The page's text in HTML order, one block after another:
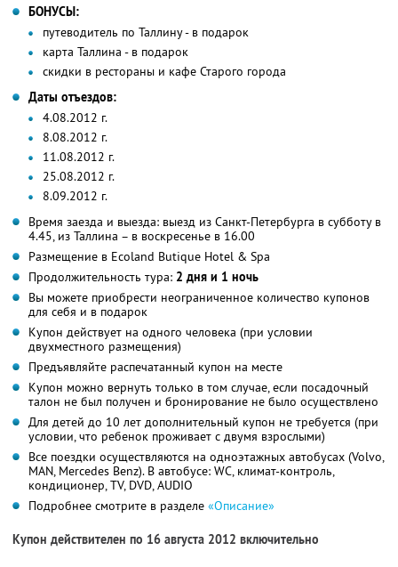
БОНУСЫ:
путеводитель по Таллину - в подарок
карта Таллина - в подарок
скидки в рестораны и кафе Старого города
Даты отъездов:
4.08.2012 г.
8.08.2012 г.
11.08.2012 г.
25.08.2012 г.
8.09.2012 г.
Время заезда и выезда: выезд из Санкт-Петербурга в субботу в
4.45, из Таллина – в воскресенье в 16.00
Размещение в Ecoland Butique Hotel & Spa
Продолжительность тура: 2 дня и 1 ночь
Вы можете приобрести неограниченное количество купонов
для себя и в подарок
Купон действует на одного человека (при условии
двухместного размещения)
Предъявляйте распечатанный купон на месте
Купон можно вернуть только в том случае, если посадочный
талон не был получен и бронирование не было осуществлено
Для детей до 10 лет дополнительный купон не требуется (при
условии, что ребенок проживает с двумя взрослыми)
Все поездки осуществляются на одноэтажных автобусах (Volvo,
MAN, Mercedes Benz). В автобусе: WC, климат-контроль,
кондиционер, TV, DVD, AUDIO
Подробнее смотрите в разделе «Описание»
Купон действителен по 16 августа 2012 включительно